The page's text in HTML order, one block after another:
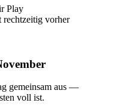
Play
rechtzeitig vorher
gemeinsam aus —
voll ist.